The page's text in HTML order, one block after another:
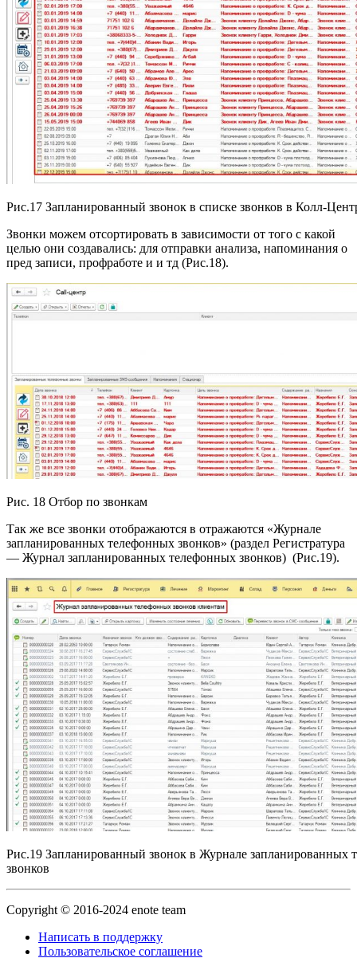
Рис.17 Запланированный звонок в списке звонков в Колл-
Звонки можем отсортировать в зависимости от того с какой
целью они создавались: для отправки анализа, напоминания о
пред записи, профработе и и тд (Рис.18).
Рис. 18 Отбор по звонкам
Так же все звонки отображаются в отражаются «Журнале
запланированных телефонных звонков» (раздел Регистратура
— Журнал запланированных телефонных звонков) (Рис.19).
Рис.19 Запланированный звонок в Журнале запланированных
звонков
Copyright © 2016-2024 enote team
Написать в поддержку
Пользовательское соглашение